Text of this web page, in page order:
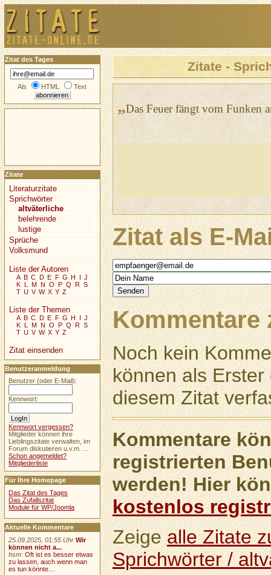
Zitate -
„Das Feuer fängt vom Funken
Zitat als E-
Kommentare
Noch kein
können als
diesem Zitat
Kommentare
registrierten
werden! Hier
kostenlos
Zeigealle Zitate
Sprichwörter /
Zitat des Tages
Als HTML Text
Zitate
Literaturzitate
Sprichwörter
altväterliche
belehrende
lustige
Sprüche
Volksmund
Liste der Autoren
A B C D E F G H I J
K L M N O P Q R S
T U V W X Y Z
Liste der Themen
A B C D E F G H I J
K L M N O P Q R S
T U V W X Y Z
Zitat einsenden
Benutzeranmeldung
Benutzer (oder E-Mail):
Kennwort:
Kennwort vergessen?
Mitglieder können ihre
Lieblingszitate verwalten, im
Forum diskutieren u.v.m. ...
Schon angemeldet?
Mitgliederliste
Für Ihre Homepage
Das Zitat des Tages
Das Zufallszitat
Module für WP/Joomla
Aktuelle Kommentare
25.09.2025, 01:55 Uhr Wir
können nicht a...
hsm:Oft ist es besser etwas
zu lassen, auch wenn man
es tun könnte....